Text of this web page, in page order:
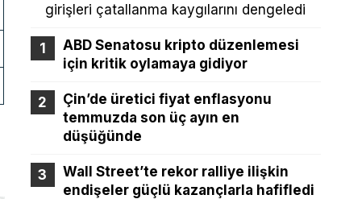
girişleri çatallanma kaygılarını dengeledi
ABD Senatosu kripto düzenlemesi
için kritik oylamaya gidiyor
Çin’de üretici fiyat enflasyonu
temmuzda son üç ayın en
düşüğünde
Wall Street’te rekor ralliye ilişkin
endişeler güçlü kazançlarla hafifledi